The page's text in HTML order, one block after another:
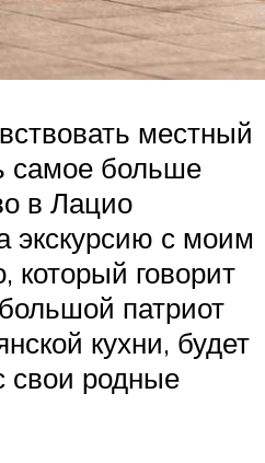
местный
самое больше
в Лацио
экскурсию с моим
который говорит
патриот
кухни, будет
свои родные